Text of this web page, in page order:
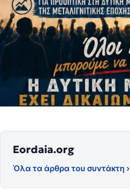
Eordaia.org
Όλα τα άρθρα του συντάκτη ›